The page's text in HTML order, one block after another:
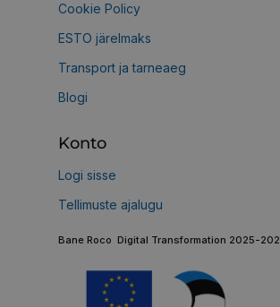
Cookie Policy
ESTO järelmaks
Transport ja tarneaeg
Blogi
Konto
Logi sisse
Tellimuste ajalugu
Bane Roco Digital Transformation 2025-